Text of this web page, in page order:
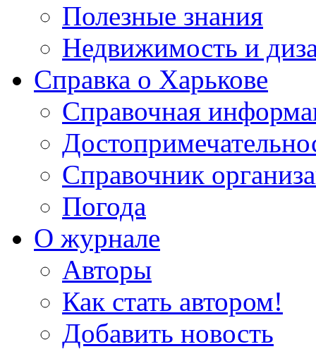
Полезные знания
Недвижимость и
Справка о Харькове
Справочная
Справочник
Погода
О журнале
Авторы
Как стать автором!
Добавить новость